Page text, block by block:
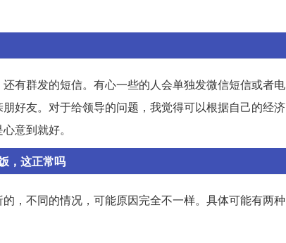
有群发的短信。有心一些的人会单独发微信短信或者电
好友。对于给领导的问题，我觉得可以根据自己的经济
意到就好。
，这正常吗
，不同的情况，可能原因完全不一样。具体可能有两种